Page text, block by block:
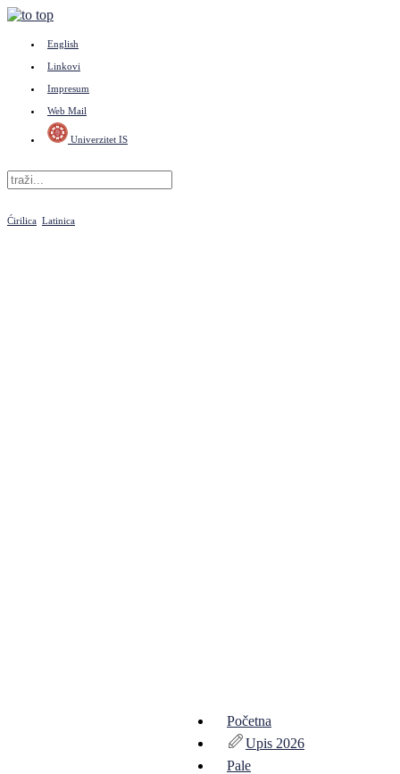
English
Linkovi
Impresum
Web Mail
Univerzitet IS
Ćirilica Latinica
Početna
Upis 2026
Pale